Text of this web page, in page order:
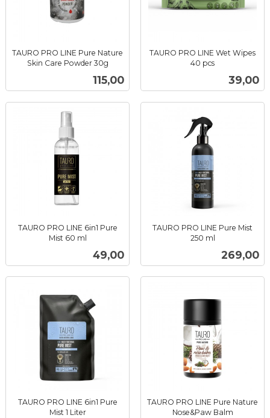
TAURO PRO LINE Pure Nature
Skin Care Powder 30g
Pris
115,00
TAURO PRO LINE Wet Wipes
40 pcs
Pris
39,00
TAURO PRO LINE 6in1 Pure
Mist 60 ml
Pris
49,00
TAURO PRO LINE Pure Mist
250 ml
Pris
269,00
TAURO PRO LINE 6in1 Pure
Mist 1 Liter
TAURO PRO LINE Pure Nature
Nose&Paw Balm